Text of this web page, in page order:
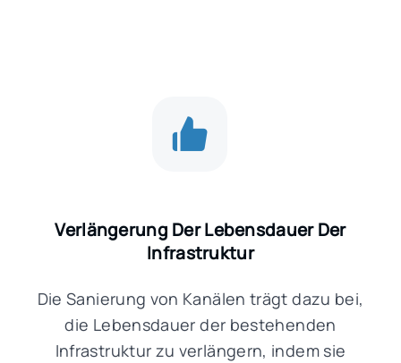
Verlängerung Der Lebensdauer Der
Infrastruktur
Die Sanierung von Kanälen trägt dazu bei,
die Lebensdauer der bestehenden
Infrastruktur zu verlängern, indem sie